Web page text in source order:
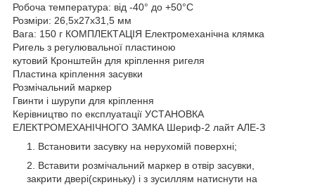
Робоча температура: від -40° до +50°С
Розміри: 26,5х27х31,5 мм
Вага: 150 г КОМПЛЕКТАЦІЯ Електромеханічна клямка
Ригель з регулювальної пластиною
кутовий Кронштейн для кріплення ригеля
Пластина кріплення засувки
Розмічальний маркер
Гвинти і шурупи для кріплення
Керівництво по експлуатації УСТАНОВКА
ЕЛЕКТРОМЕХАНІЧНОГО ЗАМКА Шериф-2 лайт АЛЕ-З
Встановити засувку на нерухомій поверхні;
Вставити розмічальний маркер в отвір засувки,
закрити двері(скриньку) і з зусиллям натиснути на